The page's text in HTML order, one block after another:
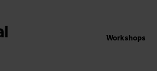
Workshops